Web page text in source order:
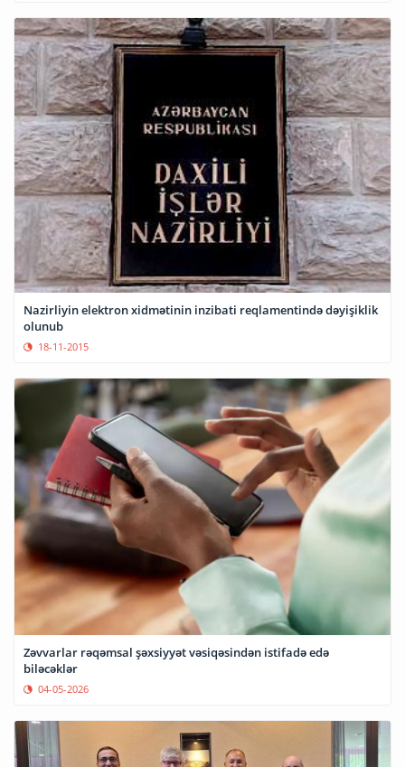
Nazirliyin elektron xidmətinin inzibati reqlamentində dəyişiklik
olunub
18-11-2015
Zəvvarlar rəqəmsal şəxsiyyət vəsiqəsindən istifadə edə
biləcəklər
04-05-2026